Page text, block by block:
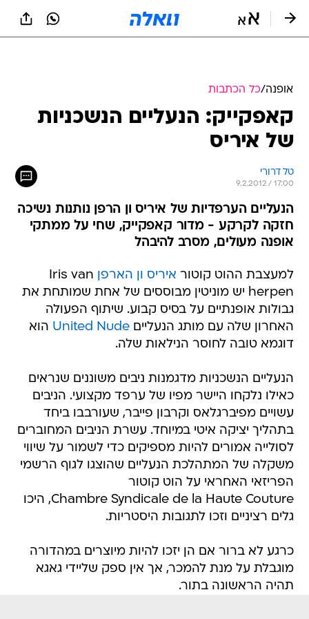
אופנה/כל הכתבות
קאפקייק: הנעליים הנשכניות
של איריס
טל דרורי
9.2.2012 / 17:00
הנעליים הערפדיות של איריס ון הרפן נותנות נשיכה
חזקה לקרקע - מדור קאפקייק, שחי על ממתקי
אופנה מעולים, מסרב להיבהל
למעצבת ההוט קוטור איריס ון הארפן Iris van
herpen יש מוניטין מבוססים של אחת שמותחת את
גבולות אופנתיים על בסיס קבוע. שיתוף הפעולה
האחרון שלה עם מותג הנעלייםUnited Nude הוא
דוגמא טובה לחוסר הנילאות שלה.
הנעליים הנשכניות מדגמנות ניבים משוננים שנראים
כאילו נלקחו היישר מפיו של ערפד מקצועי. הניבים
עשויים מפיברגלאס וקרבון פייבר, שעורבבו ביחד
בתהליך יציקה איטי במיוחד. עשרת הניבים המחוברים
לסולייה אמורים להיות מספיקים כדי לשמור על שיווי
משקלה של המתהלכת הנעליים שהוצגו לגוף הרשמי
הפריזאי האחראי על הוט קוטור
Chambre Syndicale de la Haute Couture, היכו
גלים רציניים וזכו לתגובות היסטריות.
כרגע לא ברור אם הן יזכו להיות מיוצרים במהדורה
מוגבלת על מנת להמכר, אך אין ספק שליידי גאגא
תהיה הראשונה בתור.